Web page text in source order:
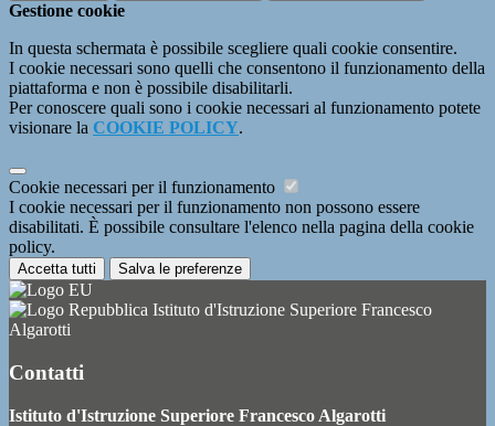
Gestione cookie
In questa schermata è possibile scegliere quali cookie consentire.
I cookie necessari sono quelli che consentono il funzionamento della
piattaforma e non è possibile disabilitarli.
Per conoscere quali sono i cookie necessari al funzionamento potete
visionare la COOKIE POLICY.
Cookie necessari per il funzionamento
I cookie necessari per il funzionamento non possono essere
disabilitati. È possibile consultare l'elenco nella pagina della cookie
policy.
Accetta tutti Salva le preferenze
Istituto d'Istruzione Superiore Francesco
Algarotti
Contatti
Istituto d'Istruzione Superiore Francesco Algarotti